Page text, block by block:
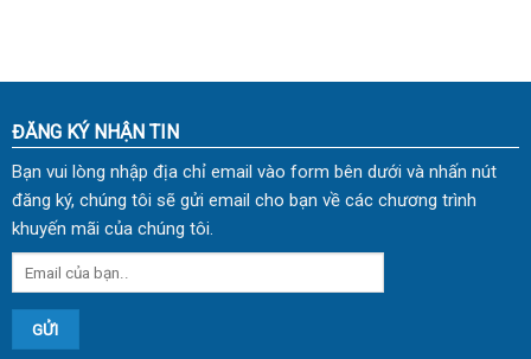
ĐĂNG KÝ NHẬN TIN
Bạn vui lòng nhập địa chỉ email vào form bên dưới và nhấn nút
đăng ký, chúng tôi sẽ gửi email cho bạn về các chương trình
khuyến mãi của chúng tôi.